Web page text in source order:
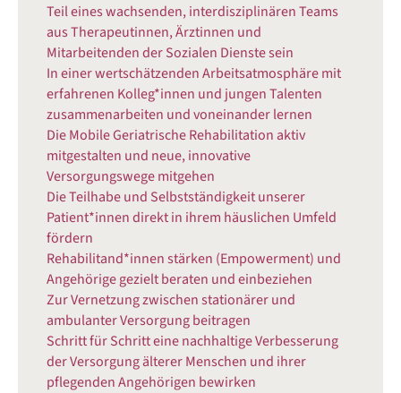
Teil eines wachsenden, interdisziplinären Teams
aus Therapeutinnen, Ärztinnen und
Mitarbeitenden der Sozialen Dienste sein
In einer wertschätzenden Arbeitsatmosphäre mit
erfahrenen Kolleg*innen und jungen Talenten
zusammenarbeiten und voneinander lernen
Die Mobile Geriatrische Rehabilitation aktiv
mitgestalten und neue, innovative
Versorgungswege mitgehen
Die Teilhabe und Selbstständigkeit unserer
Patient*innen direkt in ihrem häuslichen Umfeld
fördern
Rehabilitand*innen stärken (Empowerment) und
Angehörige gezielt beraten und einbeziehen
Zur Vernetzung zwischen stationärer und
ambulanter Versorgung beitragen
Schritt für Schritt eine nachhaltige Verbesserung
der Versorgungälterer Menschen und ihrer
pflegenden Angehörigen bewirken